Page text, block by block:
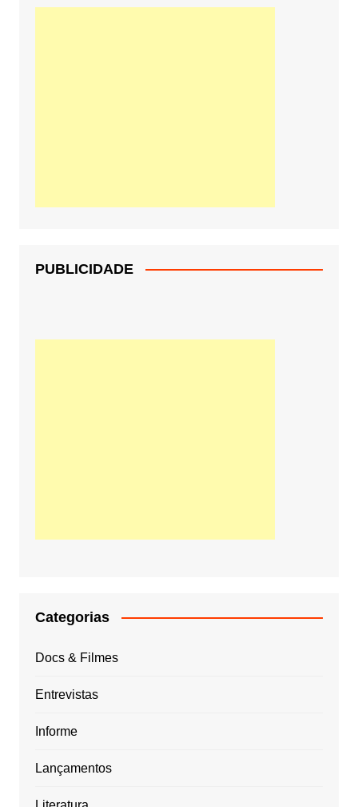
PUBLICIDADE
Categorias
Docs & Filmes
Entrevistas
Informe
Lançamentos